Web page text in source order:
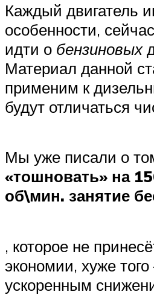
Каждый двигатель
особенности,
идти о бензиновых
Материал данной
применим к
будут отличаться
Мы уже писали о
«тошновать» на
об\мин. занятие
, которое не
экономии, хуже
ускоренным